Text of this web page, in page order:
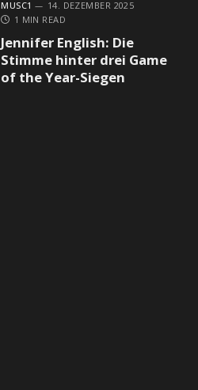
MUSC1
14. DEZEMBER 2025
1 MIN READ
Jennifer English: Die
Stimme hinter drei Game
of the Year-Siegen